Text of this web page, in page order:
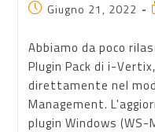
Giugno 21, 2022
Abbiamo da poco
Plugin Pack di i-
direttamente nel
Management.
plugin Windows